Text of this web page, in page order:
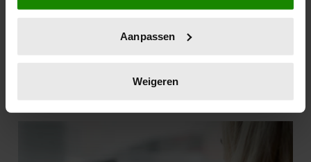
locatie, die tot een paar meter nauwkeurig kan zijn
scannen op specifieke eigenschappen (fingerprinting)
verwerkt en stel uw voorkeuren in het
intrekken in de Cookieverklaring.
Aanpassen
Weigeren